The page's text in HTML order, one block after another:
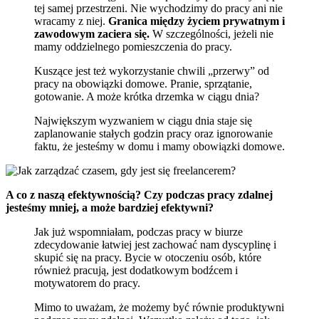
tej samej przestrzeni. Nie wychodzimy do pracy ani nie
wracamy z niej. Granica między życiem prywatnym i
zawodowym zaciera się. W szczególności, jeżeli nie
mamy oddzielnego pomieszczenia do pracy.
Kuszące jest też wykorzystanie chwili „przerwy” od
pracy na obowiązki domowe. Pranie, sprzątanie,
gotowanie. A może krótka drzemka w ciągu dnia?
Największym wyzwaniem w ciągu dnia staje się
zaplanowanie stałych godzin pracy oraz ignorowanie
faktu, że jesteśmy w domu i mamy obowiązki domowe.
A co z naszą efektywnością? Czy podczas pracy zdalnej
jesteśmy mniej, a może bardziej efektywni?
Jak już wspomniałam, podczas pracy w biurze
zdecydowanie łatwiej jest zachować nam dyscyplinę i
skupić się na pracy. Bycie w otoczeniu osób, które
również pracują, jest dodatkowym bodźcem i
motywatorem do pracy.
Mimo to uważam, że możemy być równie produktywni